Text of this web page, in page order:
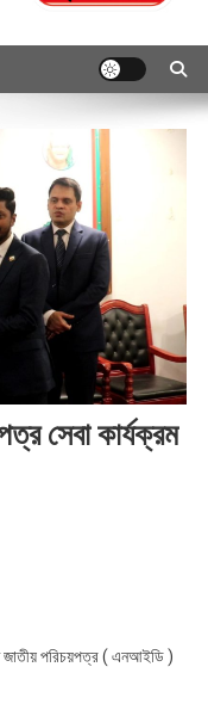
সেবা কার্যক্রম
জাতীয় পরিচয়পত্র ( এনআইডি )